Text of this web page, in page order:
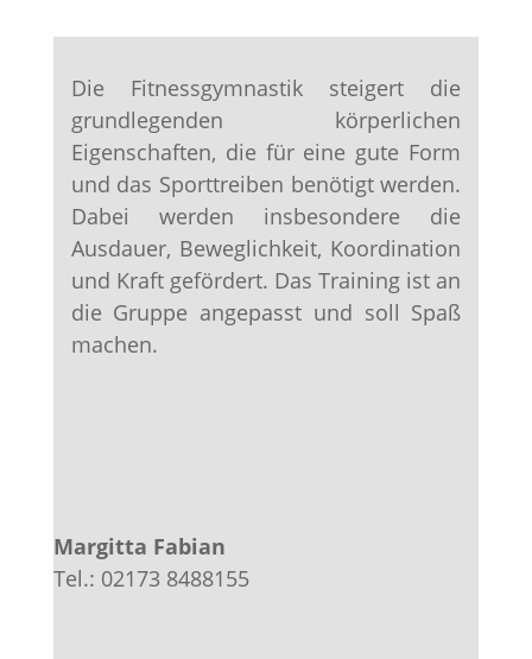
Die Fitnessgymnastik steigert die
grundlegenden körperlichen
Eigenschaften, die für eine gute Form
und das Sporttreiben benötigt werden.
Dabei werden insbesondere die
Ausdauer, Beweglichkeit, Koordination
und Kraft gefördert. Das Training ist an
die Gruppe angepasst und soll Spaß
machen.
Margitta Fabian
Tel.: 02173 8488155